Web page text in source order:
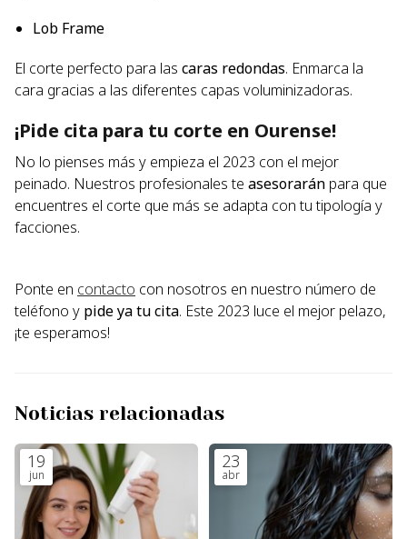
Lob Frame
El corte perfecto para las caras redondas. Enmarca la
cara gracias a las diferentes capas voluminizadoras.
¡Pide cita para tu corte en Ourense!
No lo pienses más y empieza el 2023 con el mejor
peinado. Nuestros profesionales te asesorarán para que
encuentres el corte que más se adapta con tu tipología y
facciones.
Ponte en contacto con nosotros en nuestro número de
teléfono y pide ya tu cita. Este 2023 luce el mejor pelazo,
¡te esperamos!
Noticias relacionadas
19
jun
23
abr